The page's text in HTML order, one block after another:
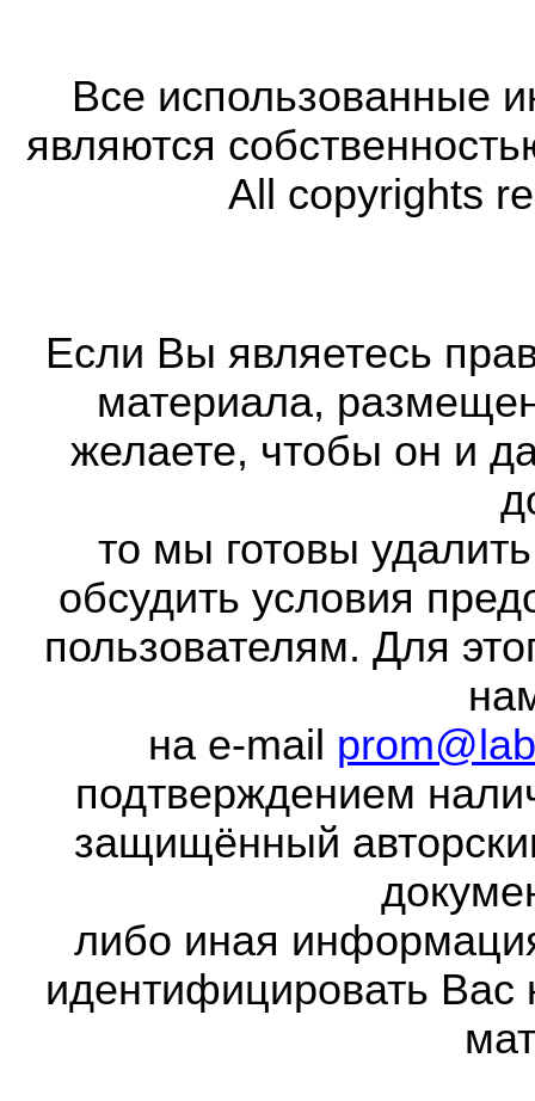
Все использованные
являются
All copyrights
Если Вы являетесь
материала,
желаете, чтобы он и
то мы готовы
обсудить условия
пользователям. Для
на e-mail
подтверждением
защищённый
либо иная
идентифицировать Вас